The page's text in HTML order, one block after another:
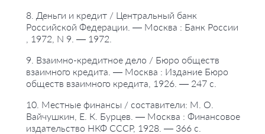
8. Деньги и кредит / Центральный банк
Российской Федерации. — Москва : Банк России
, 1972, N 9. — 1972.
9. Взаимно-кредитное дело / Бюро обществ
взаимного кредита. — Москва : Издание Бюро
обществ взаимного кредита, 1926. — 247 с.
10. Местные финансы / составители: М. О.
Вайчушкин, Е. К. Бурцев. — Москва : Финансовое
издательство НКФ СССР, 1928. — 366 с.